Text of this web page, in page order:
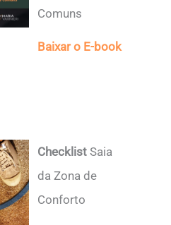
Comuns
Baixar o E-book
ChecklistSaia
da Zona de
Conforto